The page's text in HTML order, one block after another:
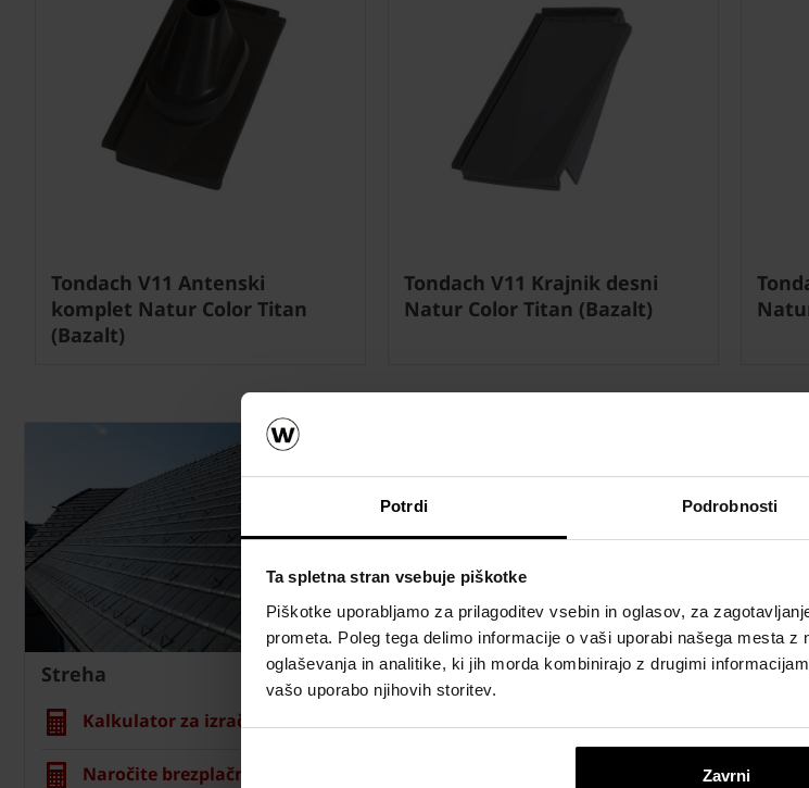
Potrdi Podrobnosti
Ta spletna stran vsebuje piškotke
Piškotke uporabljamo za prilagoditev vsebin in oglasov, za
prometa. Poleg tega delimo informacije o vaši uporabi našega mesta
oglaševanja in analitike, ki jih morda kombinirajo z drugimi
vašo uporabo njihovih storitev.
Zavrni
Tondach V11 Antenski
komplet Natur Color Titan
(Bazalt)
Tondach V11 Krajnik desni
Natur Color Titan (Bazalt)
Streha
Kalkulator za izračun strehe
Naročite brezplačni izračun material